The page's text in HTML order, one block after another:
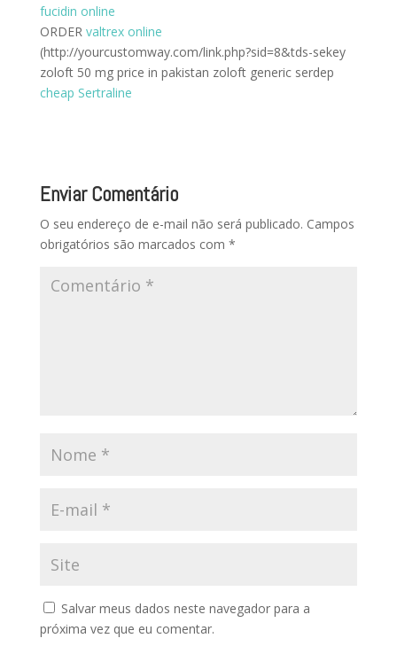
fucidin online
ORDER valtrex online
(http://yourcustomway.com/link.php?sid=8&tds-sekey
zoloft 50 mg price in pakistan zoloft generic serdep
cheap Sertraline
Enviar Comentário
O seu endereço de e-mail não será publicado. Campos
obrigatórios são marcados com *
Salvar meus dados neste navegador para a
próxima vez que eu comentar.